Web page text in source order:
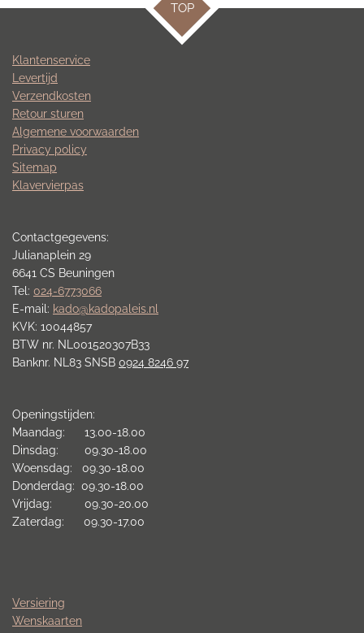
TOP
Klantenservice
Levertijd
Verzendkosten
Retour sturen
Algemene voorwaarden
Privacy policy
Sitemap
Klavervierpas
Contactgegevens:
Julianaplein 29
6641 CS Beuningen
Tel: 024-6773066
E-mail: kado@kadopaleis.nl
KVK: 10044857
BTW nr. NL001520307B33
Banknr. NL83 SNSB 0924 8246 97
Openingstijden:
Maandag: 13.00-18.00
Dinsdag: 09.30-18.00
Woensdag: 09.30-18.00
Donderdag: 09.30-18.00
Vrijdag: 09.30-20.00
Zaterdag: 09.30-17.00
Versiering
Wenskaarten